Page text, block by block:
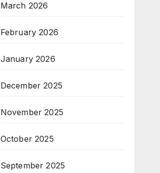
March 2026
February 2026
January 2026
December 2025
November 2025
October 2025
September 2025